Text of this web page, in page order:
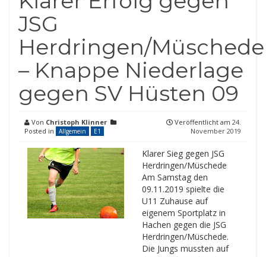
JSG
Herdringen/Müschede
– Knappe Niederlage
gegen SV Hüsten 09
Von Christoph Klinner
Posted in
Allgemein E1
Veröffentlicht am 24.
November 2019
Klarer Sieg gegen JSG
Herdringen/Müschede
Am Samstag den
09.11.2019 spielte die
U11 Zuhause auf
eigenem Sportplatz in
Hachen gegen die JSG
Herdringen/Müschede.
Die Jungs mussten auf